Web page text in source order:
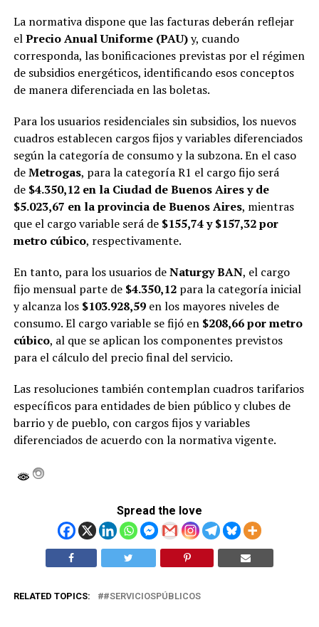
La normativa dispone que las facturas deberán reflejar
elPrecio Anual Uniforme (PAU)y, cuando
corresponda, las bonificaciones previstas por el régimen
de subsidios energéticos, identificando esos conceptos
de manera diferenciada en las boletas.
Para los usuarios residenciales sin subsidios, los nuevos
cuadros establecen cargos fijos y variables diferenciados
según la categoría de consumo y la subzona. En el caso
deMetrogas, para la categoría R1 el cargo fijo será
de $4.350,12 en la Ciudad de Buenos Aires y de
$5.023,67 en la provincia de Buenos Aires, mientras
que el cargo variable será de $155,74 y $157,32 por
metro cúbico, respectivamente.
En tanto, para los usuarios deNaturgy BAN, el cargo
fijo mensual parte de $4.350,12para la categoría inicial
y alcanza los $103.928,59en los mayores niveles de
consumo. El cargo variable se fijó en $208,66 por metro
cúbico, al que se aplican los componentes previstos
para el cálculo del precio final del servicio.
Las resoluciones también contemplan cuadros tarifarios
específicos para entidades de bien público y clubes de
barrio y de pueblo, con cargos fijos y variables
diferenciados de acuerdo con la normativa vigente.
Spread the love
RELATED TOPICS: #SERVICIOSPÚBLICOS